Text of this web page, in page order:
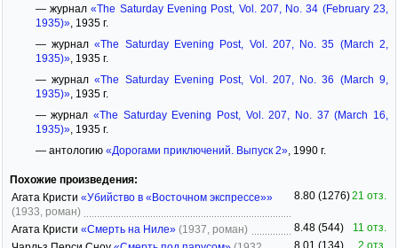
— журнал«The Saturday Evening Post, Vol. 207, No. 34 (February 23,
1935)», 1935 г.
— журнал«The Saturday Evening Post, Vol. 207, No. 35 (March 2,
1935)», 1935 г.
— журнал«The Saturday Evening Post, Vol. 207, No. 36 (March 9,
1935)», 1935 г.
— журнал«The Saturday Evening Post, Vol. 207, No. 37 (March 16,
1935)», 1935 г.
— антологию «Дорогами приключений. Выпуск 2», 1990 г.
Похожие произведения:
Агата Кристи «Убийство в «Восточном экспрессе»»
(1933, роман)
8.80 (1276)21 отз.
Агата Кристи «Смерть на Ниле» (1937, роман) 8.48 (544)
11 отз.
8.01 (134) 2 отз.